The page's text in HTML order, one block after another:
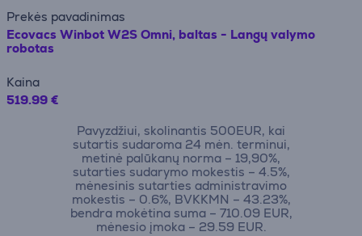
Prekės pavadinimas
Ecovacs Winbot W2S Omni, baltas - Langų valymo
robotas
Kaina
519.99 €
Pavyzdžiui, skolinantis 500EUR, kai
sutartis sudaroma 24 mėn. terminui,
metinė palūkanų norma – 19,90%,
sutarties sudarymo mokestis – 4.5%,
mėnesinis sutarties administravimo
mokestis – 0.6%, BVKKMN – 43.23%,
bendra mokėtina suma – 710.09 EUR,
mėnesio įmoka – 29.59 EUR.